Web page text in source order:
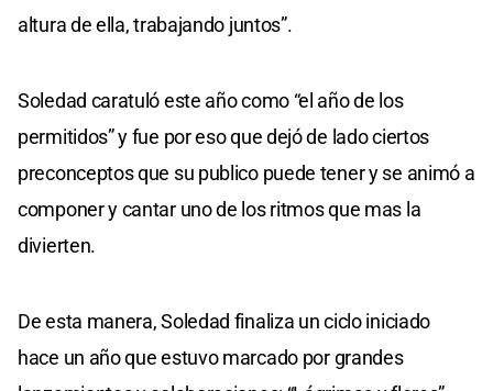
altura de ella, trabajando juntos”.
Soledad caratuló este año como “el año de los
permitidos” y fue por eso que dejó de lado ciertos
preconceptos que su publico puede tener y se animó a
componer y cantar uno de los ritmos que mas la
divierten.
De esta manera, Soledad finaliza un ciclo iniciado
hace un año que estuvo marcado por grandes